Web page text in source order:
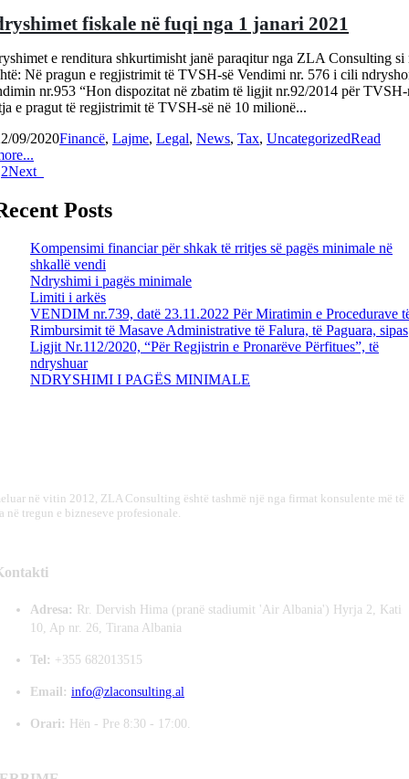
fiskale në fuqi nga 1 janari 2021
e renditura shkurtimisht janë paraqitur nga ZLA Consulting si
Në pragun e regjistrimit të TVSH-së Vendimi nr. 576 i cili
nr.953 “Hon dispozitat në zbatim të ligjit nr.92/2014 për TVSH-
e pragut të regjistrimit të TVSH-së në 10 milionë...
09/2020Financë, Lajme, Legal, News, Tax, UncategorizedRead
2Next
Posts
Kompensimi financiar për shkak të rritjes së pagës minimale në
shkallë vendi
Ndryshimi i pagës minimale
Limiti i arkës
VENDIM nr.739, datë 23.11.2022 Për Miratimin e Procedurave
Rimbursimit të Masave Administrative të Falura, të Paguara, sipas
Ligjit Nr.112/2020, “Për Regjistrin e Pronarëve Përfitues”, të
ndryshuar
NDRYSHIMI I PAGËS MINIMALE
në vitin 2012, ZLA Consulting është tashmë një nga firmat konsulente më të
në tregun e bizneseve profesionale.
Adresa: Rr. Dervish Hima (pranë stadiumit 'Air Albania') Hyrja 2, Kati
10, Ap nr. 26, Tirana Albania
Tel: +355 682013515
Email: info@zlaconsulting.al
Orari: Hën - Pre 8:30 - 17:00.